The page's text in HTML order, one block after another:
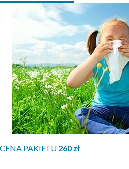
CENA PAKIETU 260 zł